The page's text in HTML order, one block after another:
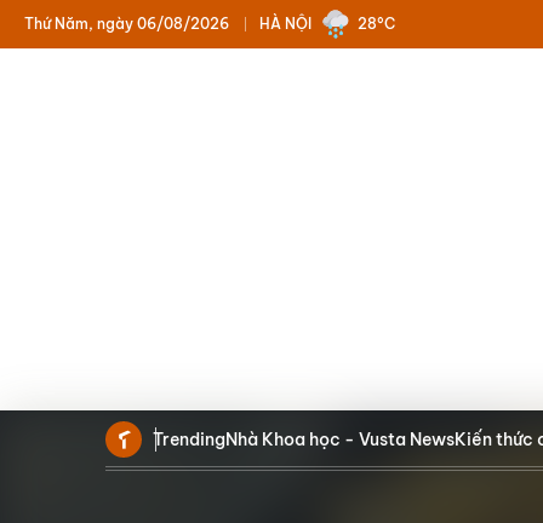
HÀ NỘI
Thứ Năm, ngày 06/08/2026 28°C
TrendingNhà Khoa học - Vusta NewsKiến thức